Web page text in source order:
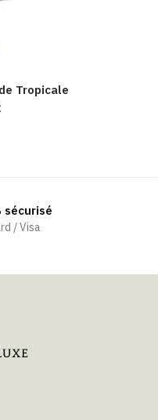
Tropicale
sécurisé
/ Visa